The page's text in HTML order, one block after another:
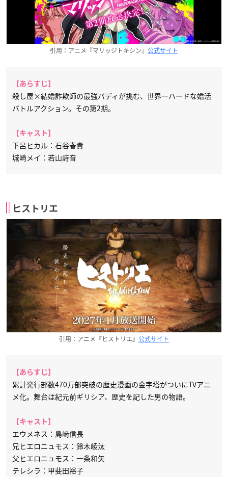
引用：アニメ『マリッジトキシン』 公式サイト
【あらすじ】
殺し屋×結婚詐欺師の最強バディが挑む、世界一ハードな婚活
バトルアクション。その第2期。
【キャスト】
下呂ヒカル：石谷春貴
城崎メイ：若山詩音
ヒストリエ
引用：アニメ『ヒストリエ』 公式サイト
【あらすじ】
累計発行部数470万部突破の歴史漫画の金字塔がついにTVアニ
メ化。舞台は紀元前ギリシア、歴史を記した男の物語。
【キャスト】
エウメネス：島﨑信長
兄ヒエロニュモス：鈴木崚汰
父ヒエロニュモス：一条和矢
テレシラ：甲斐田裕子